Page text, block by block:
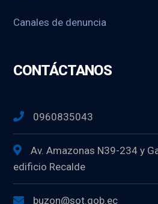
Canales de denuncia
CONTÁCTANOS
0960835043
Av. Amazonas N39-234 y
edificio Recalde
buzon@sot.gob.ec